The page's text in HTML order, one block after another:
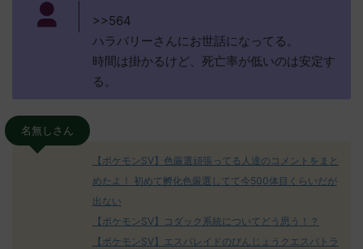
>>564
ハラバリーさんにお世話になってる。
時間は掛かるけど、死亡率が低いのは安定す
る。
名無しさん
【ポケモンSV】色厳選頑張ってる人達のコメントをまと
めたよ！ 初めて孵化色厳選してて今500体目くらいだが
出ない
【ポケモンSV】コダック系統についてどう思う！？
【ポケモンSV】エスバレイドのびんじょうクエスパトラ